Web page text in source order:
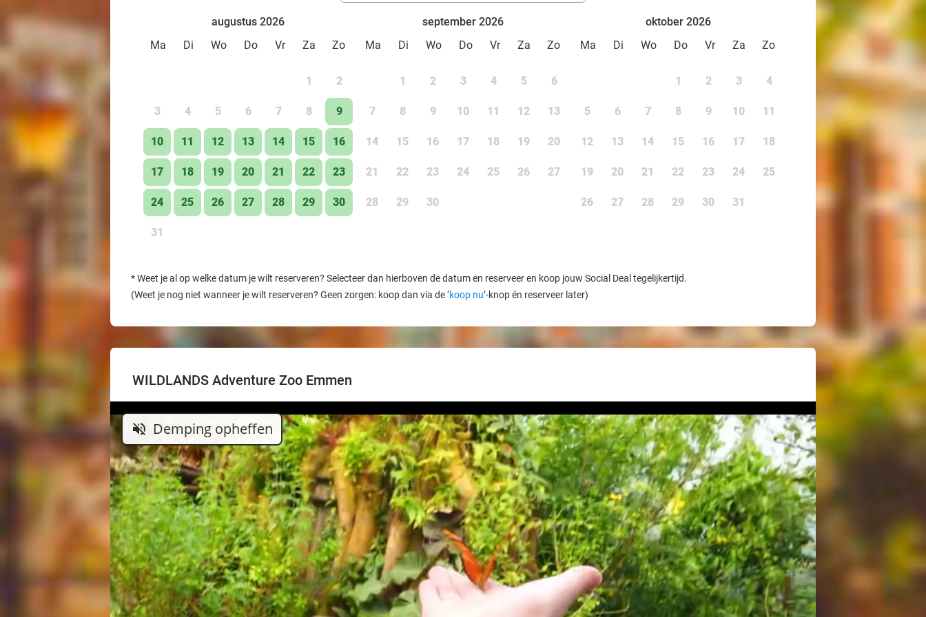
augustus 2026
Ma
Di Wo Do Vr Za Zo
1 2
3 4 5 6 7 8 9
10 11 12 13 14 15 16
17 18 19 20 21 22 23
24 25 26 27 28 29 30
31
september 2026
Ma
Di Wo Do Vr Za Zo
1 2 3 4 5 6
7 8 9 10 11 12 13
14 15 16 17 18 19 20
21 22 23 24 25 26 27
28 29 30
oktober 2026
Ma
Di Wo Do Vr Za Zo
1 2 3 4
5 6 7 8 9 10 11
12 13 14 15 16 17 18
19 20 21 22 23 24 25
26 27 28 29 30 31
*Weet je al op welke datum je wilt reserveren? Selecteer dan hierboven de datum en reserveer en koop jouw Social Deal tegelijkertijd.
(Weet je nog niet wanneer je wilt reserveren? Geen zorgen: koop dan via de ‘koop nu’-knop én reserveer later)
WILDLANDS Adventure Zoo Emmen
volume_off Demping opheffen